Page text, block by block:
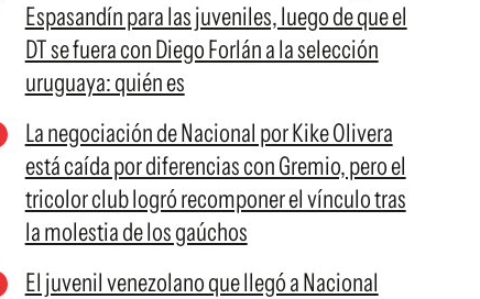
Espasandín para las juveniles, luego de que el
DT se fuera con Diego Forlán a la selección
uruguaya: quién es
La negociación de Nacional por Kike Olivera
está caída por diferencias con Gremio, pero el
tricolor club logró recomponer el vínculo tras
la molestia de los gaúchos
El juvenil venezolano que llegó a Nacional